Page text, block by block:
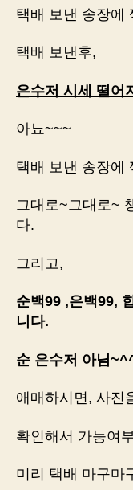
택배 보낸 송장에
택배 보낸후,
은수저 시세 떨어
아뇨~~~
택배 보낸 송장에
그대로~그대로~
다.
그리고,
순백99 ,은백99,
니다.
순 은수저 아님
애매하시면, 사진
확인해서 가능여
미리 택배 마구마